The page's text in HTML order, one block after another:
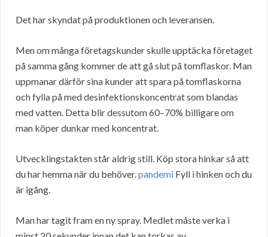
Det har skyndat på produktionen och leveransen.
Men om många företagskunder skulle upptäcka företaget
på samma gång kommer de att gå slut på tomflaskor. Man
uppmanar därför sina kunder att spara på tomflaskorna
och fylla på med desinfektionskoncentrat som blandas
med vatten. Detta blir dessutom 60–70% billigare om
man köper dunkar med koncentrat.
Utvecklingstakten står aldrig still. Köp stora hinkar så att
du har hemma när du behöver.pandemi Fyll i hinken och du
är igång.
Man har tagit fram en ny spray. Medlet måste verka i